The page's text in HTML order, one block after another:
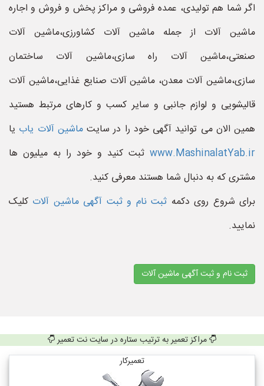
اگر شما هم تولیدی، عمده فروشی و مراکز پخش و فروش و اجاره
ماشین آلات از جمله ماشین آلات کشاورزی،ماشین آلات
صنعتی،ماشین آلات راه سازی،ماشین آلات ساختمان
سازی،ماشین آلات معدن، ماشین آلات صنایع غذایی،ماشین آلات
قالیشویی و لوازم جانبی و سایر کسب و کارهای مرتبط هستید
همین الان می توانید آگهی خود را در سایتماشین آلات یابیا
www.MashinalatYab.irثبت کنید و خود را به میلیون ها
مشتری که به دنبال شما هستند معرفی کنید.
برای شروع روی دکمهثبت نام و ثبت آگهی ماشین آلاتکلیک
نمایید.
ثبت نام و ثبت آگهی ماشین آلات
مراکز تعمیر به ترتیب ستاره در سایت نت تعمیر
تعمیرکار